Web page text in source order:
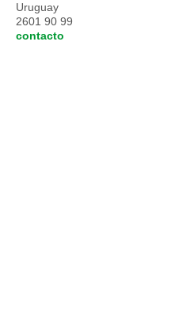
Uruguay
2601 90 99
contacto